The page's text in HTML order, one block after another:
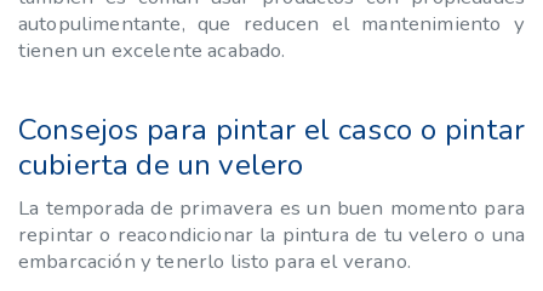
autopulimentante, que reducen el mantenimiento y
tienen un excelente acabado.
Consejos para pintar el casco o pintar
cubierta de un velero
La temporada de primavera es un buen momento para
repintar o reacondicionar la pintura de tu velero o una
embarcación y tenerlo listo para el verano.